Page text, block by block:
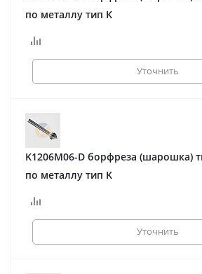
по металлу тип K
Уточнить
K1206M06-D борфреза (шарошка)
по металлу тип K
Уточнить